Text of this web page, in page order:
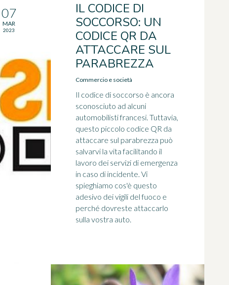
IL CODICE DI
SOCCORSO: UN
CODICE QR DA
ATTACCARE SUL
PARABREZZA
Commercio e società
Il codice di soccorso è ancora
sconosciuto ad alcuni
automobilisti francesi. Tuttavia,
questo piccolo codice QR da
attaccare sul parabrezza può
salvarvi la vita facilitando il
lavoro dei servizi di emergenza
in caso di incidente. Vi
spieghiamo cos'è questo
adesivo dei vigili del fuoco e
perché dovreste attaccarlo
sulla vostra auto.
07
MAR
2023